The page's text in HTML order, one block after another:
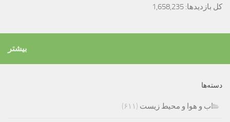
کل بازدیدها: 1,658,235
بیشتر
دسته‌ها
اب و هوا و محیط زیست (۶۱۱)